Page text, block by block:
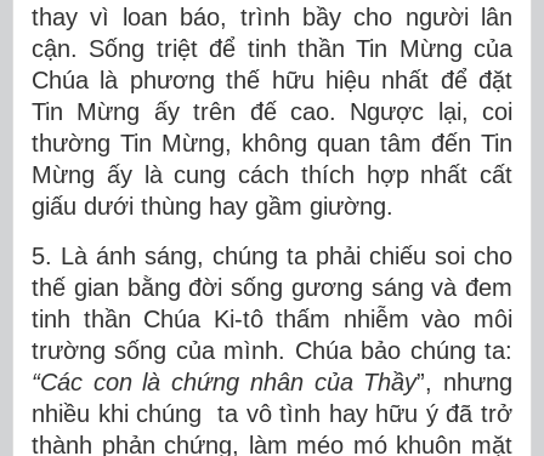
thay vì loan báo, trình bầy cho người lân
cận. Sống triệt để tinh thần Tin Mừng của
Chúa là phương thế hữu hiệu nhất để đặt
Tin Mừng ấy trên đế cao. Ngược lại, coi
thường Tin Mừng, không quan tâm đến Tin
Mừng ấy là cung cách thích hợp nhất cất
giấu dưới thùng hay gầm giường.
5. Là ánh sáng, chúng ta phải chiếu soi cho
thế gian bằng đời sống gương sáng và đem
tinh thần Chúa Ki-tô thấm nhiễm vào môi
trường sống của mình. Chúa bảo chúng ta:
“Các con là chứng nhân của Thầy”, nhưng
nhiều khi chúng ta vô tình hay hữu ý đã trở
thành phản chứng, làm méo mó khuôn mặt